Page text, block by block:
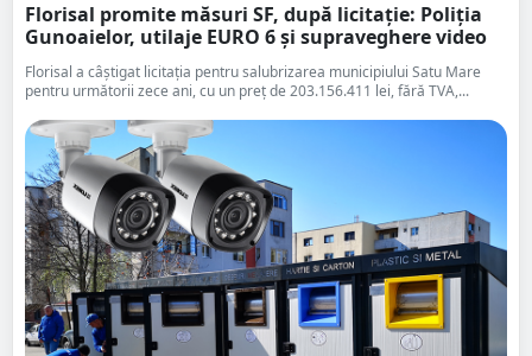
Florisal promite măsuri SF, după licitație: Poliția
Gunoaielor, utilaje EURO 6 și supraveghere video
Florisal a câștigat licitația pentru salubrizarea municipiului Satu Mare
pentru următorii zece ani, cu un preț de 203.156.411 lei, fără TVA,...